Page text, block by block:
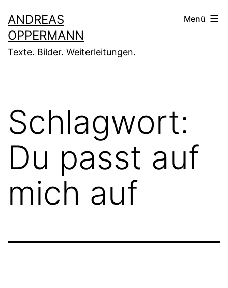
Inhalt
springen
ANDREAS
OPPERMANN
Texte. Bilder. Weiterleitungen.
Menü
Schlagwort:
Du passt auf
mich auf